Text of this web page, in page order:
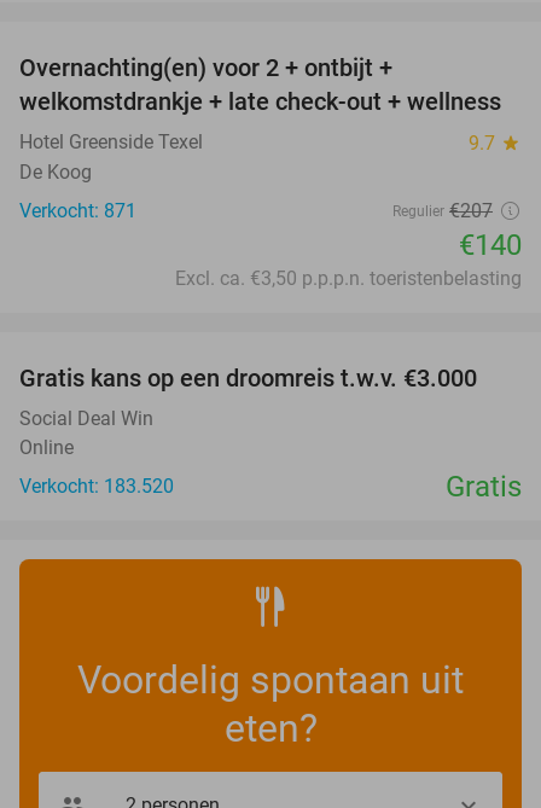
Overnachting(en) voor 2 + ontbijt +
welkomstdrankje + late check-out + wellness
Hotel Greenside Texel 9.7 star
De Koog
Verkocht: 871
Regulier €207
€140
Excl. ca. €3,50 p.p.p.n. toeristenbelasting
Gratis kans op een droomreis t.w.v. €3.000
Social Deal Win
Online
Verkocht: 183.520
Gratis
Voordelig spontaan uit
eten?